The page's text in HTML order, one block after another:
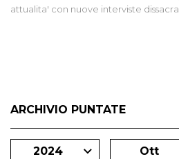
attualita' con nuove interviste
ARCHIVIO PUNTATE
2024 Ott